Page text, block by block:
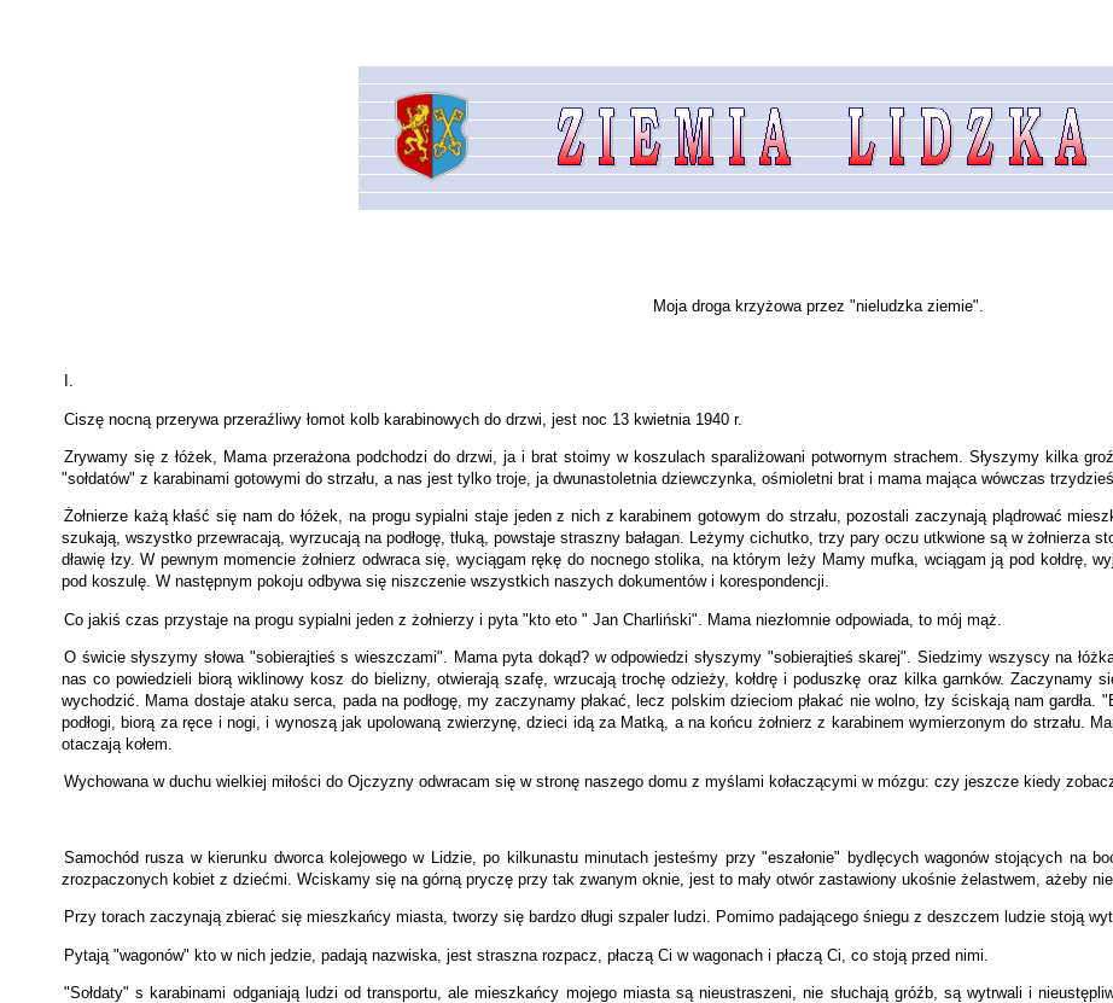
Moja droga krzyżowa przez "nieludzka ziemie".
I.
Ciszę nocną przerywa przeraźliwy łomot kolb karabinowych do drzwi, jest noc 13 kwietnia 1940 r.
Zrywamy się z łóżek, Mama przerażona podchodzi do drzwi, ja i brat stoimy w koszulach sparaliżowani potwornym strachem. Słyszymy kilka
"sołdatów" z karabinami gotowymi do strzału, a nas jest tylko troje, ja dwunastoletnia dziewczynka, ośmioletni brat i mama mająca wówczas
Żołnierze każą kłaść się nam do łóżek, na progu sypialni staje jeden z nich z karabinem gotowym do strzału, pozostali zaczynają plądrować
szukają, wszystko przewracają, wyrzucają na podłogę, tłuką, powstaje straszny bałagan. Leżymy cichutko, trzy pary oczu utkwione są w żołnierza
dławię łzy. W pewnym momencie żołnierz odwraca się, wyciągam rękę do nocnego stolika, na którym leży Mamy mufka, wciągam ją pod kołdrę,
pod koszulę. W następnym pokoju odbywa się niszczenie wszystkich naszych dokumentów i korespondencji.
Co jakiś czas przystaje na progu sypialni jeden z żołnierzy i pyta "kto eto " Jan Charliński". Mama niezłomnie odpowiada, to mój mąż.
O świcie słyszymy słowa "sobierajtieś s wieszczami". Mama pyta dokąd? w odpowiedzi słyszymy "sobierajtieś skarej". Siedzimy wszyscy na
nas co powiedzieli biorą wiklinowy kosz do bielizny, otwierają szafę, wrzucają trochę odzieży, kołdrę i poduszkę oraz kilka garnków. Zaczynamy
wychodzić. Mama dostaje ataku serca, pada na podłogę, my zaczynamy płakać, lecz polskim dzieciom płakać nie wolno, łzy ściskają nam
podłogi, biorą za ręce i nogi, i wynoszą jak upolowaną zwierzynę, dzieci idą za Matką, a na końcu żołnierz z karabinem wymierzonym do strzału.
otaczają kołem.
Wychowana w duchu wielkiej miłości do Ojczyzny odwracam się w stronę naszego domu z myślami kołaczącymi w mózgu: czy jeszcze kiedy
Samochód rusza w kierunku dworca kolejowego w Lidzie, po kilkunastu minutach jesteśmy przy "eszałonie" bydlęcych wagonów stojących na
zrozpaczonych kobiet z dziećmi. Wciskamy się na górną pryczę przy tak zwanym oknie, jest to mały otwór zastawiony ukośnie żelastwem, ażeby
Przy torach zaczynają zbierać się mieszkańcy miasta, tworzy się bardzo długi szpaler ludzi. Pomimo padającego śniegu z deszczem ludzie stoją
Pytają "wagonów" kto w nich jedzie, padają nazwiska, jest straszna rozpacz, płaczą Ci w wagonach i płaczą Ci, co stoją przed nimi.
"Sołdaty" s karabinami odganiają ludzi od transportu, ale mieszkańcy mojego miasta są nieustraszeni, nie słuchają gróźb, są wytrwali i